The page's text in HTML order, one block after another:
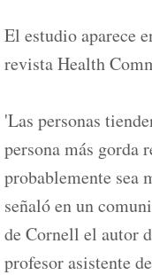
El estudio aparece
revista Health
'Las personas
persona más gorda
probablemente sea
señaló en un
de Cornell el autor
profesor asistente